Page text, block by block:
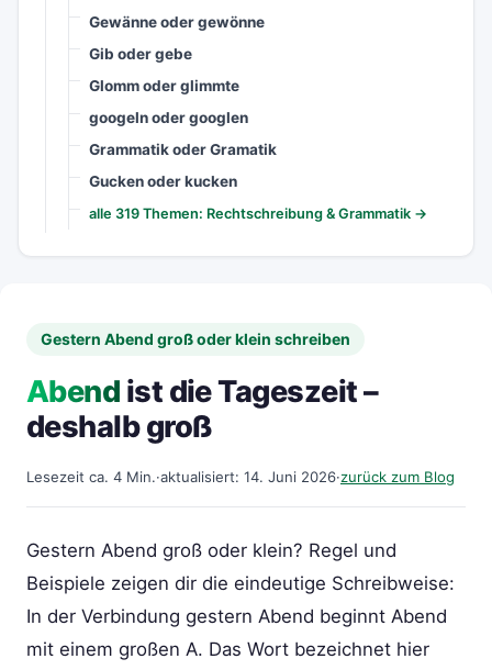
Gewänne oder gewönne
Gib oder gebe
Glomm oder glimmte
googeln oder googlen
Grammatik oder Gramatik
Gucken oder kucken
alle 319 Themen: Rechtschreibung & Grammatik →
Gestern Abend groß oder klein schreiben
Abend ist die Tageszeit –
deshalb groß
Lesezeit ca. 4 Min.·aktualisiert: 14. Juni 2026·zurück zum Blog
Gestern Abend groß oder klein? Regel und
Beispiele zeigen dir die eindeutige Schreibweise:
In der Verbindung gestern Abend beginnt Abend
mit einem großen A. Das Wort bezeichnet hier